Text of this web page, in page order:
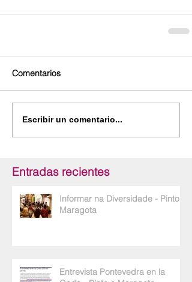
Comentarios
Escribir un comentario...
Entradas recientes
Informar na Diversidade - Pinto e
Maragota
Entrevista Pontevedra en la